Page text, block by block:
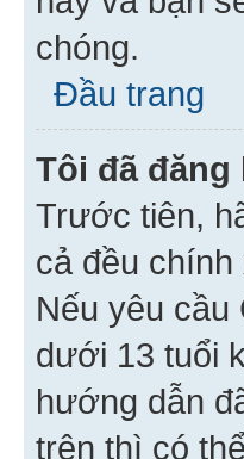
chóng.
Đầu trang
Tôi đã
Trước tiên,
cả đều
Nếu yêu cầu
dưới 13 tuổi
hướng dẫn
trên thì có